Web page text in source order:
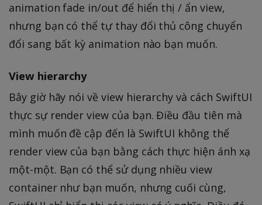
animation fade in/out để hiển thị / ẩn view,
nhưng bạn có thể tự thay đổi thủ công chuyển
đổi sang bất kỳ animation nào bạn muốn.
View hierarchy
Bây giờ hãy nói về view hierarchy và cách SwiftUI
thực sự render view của bạn. Điều đầu tiên mà
mình muốn đề cập đến là SwiftUI không thể
render view của bạn bằng cách thực hiện ánh xạ
một-một. Bạn có thể sử dụng nhiều view
container như bạn muốn, nhưng cuối cùng,